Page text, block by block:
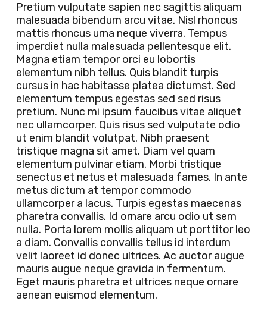
Pretium vulputate sapien nec sagittis aliquam
malesuada bibendum arcu vitae. Nisl rhoncus
mattis rhoncus urna neque viverra. Tempus
imperdiet nulla malesuada pellentesque elit.
Magna etiam tempor orci eu lobortis
elementum nibh tellus. Quis blandit turpis
cursus in hac habitasse platea dictumst. Sed
elementum tempus egestas sed sed risus
pretium. Nunc mi ipsum faucibus vitae aliquet
nec ullamcorper. Quis risus sed vulputate odio
ut enim blandit volutpat. Nibh praesent
tristique magna sit amet. Diam vel quam
elementum pulvinar etiam. Morbi tristique
senectus et netus et malesuada fames. In ante
metus dictum at tempor commodo
ullamcorper a lacus. Turpis egestas maecenas
pharetra convallis. Id ornare arcu odio ut sem
nulla. Porta lorem mollis aliquam ut porttitor leo
a diam. Convallis convallis tellus id interdum
velit laoreet id donec ultrices. Ac auctor augue
mauris augue neque gravida in fermentum.
Eget mauris pharetra et ultrices neque ornare
aenean euismod elementum.